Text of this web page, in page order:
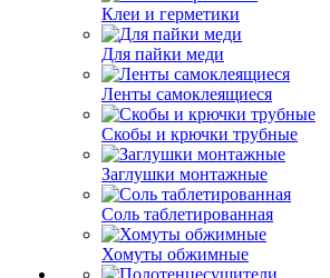
Клеи и герметики
Для пайки меди
Ленты самоклеящиеся
Скобы и крючки трубные
Заглушки монтажные
Соль таблетированная
Хомуты обжимные